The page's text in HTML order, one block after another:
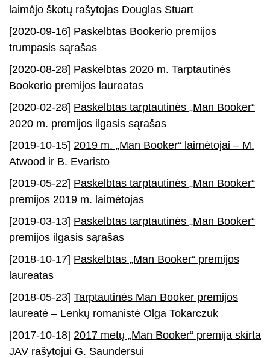
laimėjo škotų rašytojas Douglas Stuart
[2020-09-16] Paskelbtas Bookerio premijos
trumpasis sąrašas
[2020-08-28] Paskelbtas 2020 m. Tarptautinės
Bookerio premijos laureatas
[2020-02-28] Paskelbtas tarptautinės „Man Booker“
2020 m. premijos ilgasis sąrašas
[2019-10-15] 2019 m. „Man Booker“ laimėtojai – M.
Atwood ir B. Evaristo
[2019-05-22] Paskelbtas tarptautinės „Man Booker“
premijos 2019 m. laimėtojas
[2019-03-13] Paskelbtas tarptautinės „Man Booker“
premijos ilgasis sąrašas
[2018-10-17] Paskelbtas „Man Booker“ premijos
laureatas
[2018-05-23] Tarptautinės Man Booker premijos
laureatė – Lenkų romanistė Olga Tokarczuk
[2017-10-18] 2017 metų „Man Booker“ premija skirta
JAV rašytojui G. Saundersui